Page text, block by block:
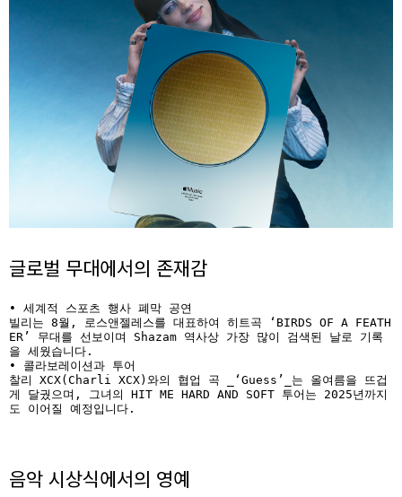
글로벌 무대에서의 존재감
• 세계적 스포츠 행사 폐막 공연
빌리는 8월, 로스앤젤레스를 대표하여 히트곡 ‘BIRDS OF A FEATH
ER’ 무대를 선보이며 Shazam 역사상 가장 많이 검색된 날로 기록
을 세웠습니다.
• 콜라보레이션과 투어
찰리 XCX(Charli XCX)와의 협업 곡 _‘Guess’_는 올여름을 뜨겁
게 달궜으며, 그녀의 HIT ME HARD AND SOFT 투어는 2025년까지
도 이어질 예정입니다.
음악 시상식에서의 영예